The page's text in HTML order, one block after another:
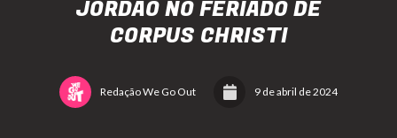
JORDÃO NO FERIADO DE
CORPUS CHRISTI
Redação We Go Out 9 de abril de 2024